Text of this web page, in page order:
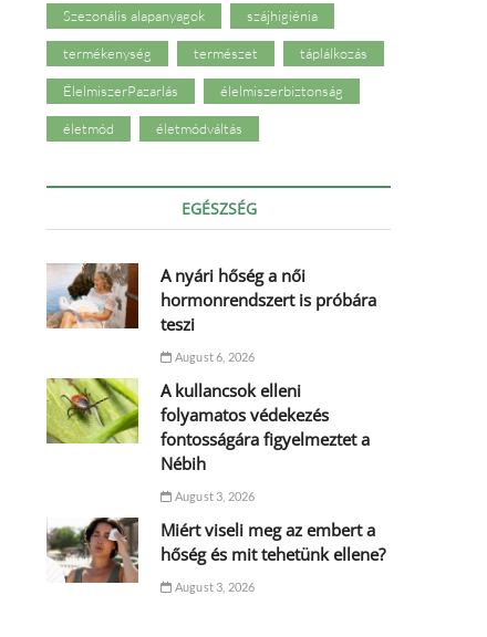
Szezonális alapanyagok szájhigiénia
termékenység természet táplálkozás
ÉlelmiszerPazarlás élelmiszerbiztonság
életmód életmódváltás
EGÉSZSÉG
A nyári hőség a női
hormonrendszert is próbára
teszi
August 6, 2026
A kullancsok elleni
folyamatos védekezés
fontosságára figyelmeztet a
Nébih
August 3, 2026
Miért viseli meg az embert a
hőség és mit tehetünk ellene?
August 3, 2026